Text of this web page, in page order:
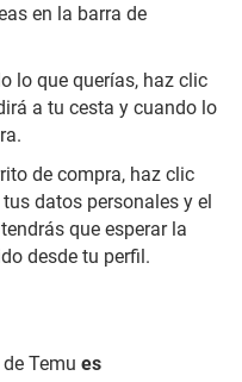
en la barra de
lo que querías, haz clic
a tu cesta y cuando lo
de compra, haz clic
datos personales y el
que esperar la
desde tu perfil.
Temu es